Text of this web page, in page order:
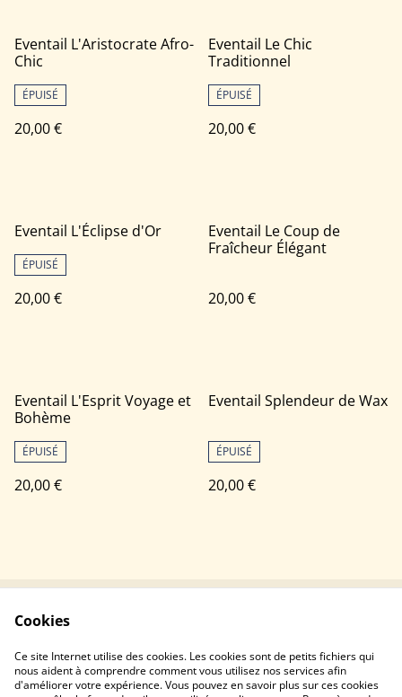
Eventail L'Aristocrate Afro-
Chic
ÉPUISÉ
20,00 €
Eventail Le Chic
Traditionnel
ÉPUISÉ
20,00 €
Eventail L'Éclipse d'Or
ÉPUISÉ
20,00 €
Eventail Le Coup de
Fraîcheur Élégant
20,00 €
Eventail L'Esprit Voyage et
Bohème
ÉPUISÉ
20,00 €
Eventail Splendeur de Wax
ÉPUISÉ
20,00 €
Politique de
confidentialité
Politique de cookies
Cookies
Ce site Internet utilise des cookies. Les cookies sont de petits fichiers qui
nous aident à comprendre comment vous utilisez nos services afin
d'améliorer votre expérience. Vous pouvez en savoir plus sur ces cookies